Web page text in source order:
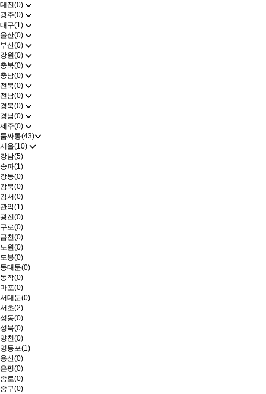
대전(0)
광주(0)
대구(1)
울산(0)
부산(0)
강원(0)
충북(0)
충남(0)
전북(0)
전남(0)
경북(0)
경남(0)
제주(0)
룸싸롱(43)
서울(10)
강남(5)
송파(1)
강동(0)
강북(0)
강서(0)
관악(1)
광진(0)
구로(0)
금천(0)
노원(0)
도봉(0)
동대문(0)
동작(0)
마포(0)
서대문(0)
서초(2)
성동(0)
성북(0)
양천(0)
영등포(1)
용산(0)
은평(0)
종로(0)
중구(0)